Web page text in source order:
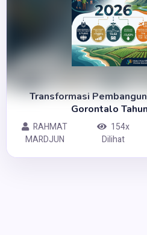
Transformasi
Gorontalo
RAHMAT
MARDJUN
154x
Dilihat